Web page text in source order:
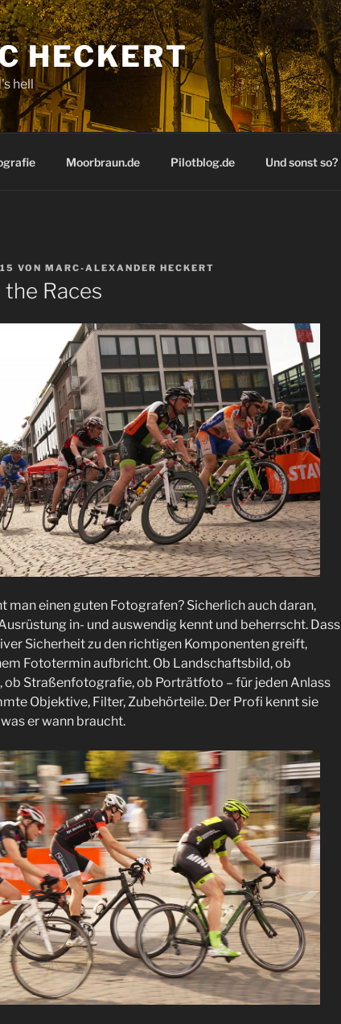
HECKERT
hell
Moorbraun.de Pilotblog.de Und sonst so?
VON MARC-ALEXANDER HECKERT
the Races
man einen guten Fotografen? Sicherlich auch daran,
in- und auswendig kennt und beherrscht. Dass
Sicherheit zu den richtigen Komponenten greift,
Fototermin aufbricht. Ob Landschaftsbild, ob
ob Straßenfotografie, ob Porträtfoto – für jeden Anlass
Objektive, Filter, Zubehörteile. Der Profi kennt sie
er wann braucht.